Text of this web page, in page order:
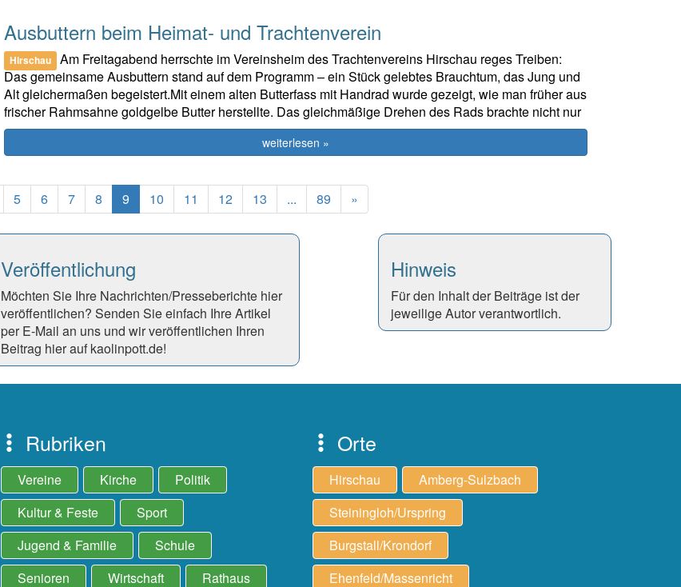
Ausbuttern beim Heimat- und Trachtenverein
Hirschau
Am Freitagabend herrschte im Vereinsheim des Trachtenvereins Hirschau reges Treiben:
Das gemeinsame Ausbuttern stand auf dem Programm – ein Stück gelebtes Brauchtum, das Jung und
Alt gleichermaßen begeistert.Mit einem alten Butterfass mit Handrad wurde gezeigt, wie man früher aus
frischer Rahmsahne goldgelbe Butter herstellte. Das gleichmäßige Drehen des Rads brachte nicht nur
weiterlesen »
5 6 7 8 9 (current)
10 11 12 13 ... 89 »
Veröffentlichung
Möchten Sie Ihre Nachrichten/Presseberichte hier
veröffentlichen? Senden Sie einfach Ihre Artikel
per E-Mail an uns und wir veröffentlichen Ihren
Beitrag hier auf kaolinpott.de!
Hinweis
Für den Inhalt der Beiträge ist der
jeweilige Autor verantwortlich.
Rubriken
Vereine Kirche
Politik
Kultur & Feste
Sport
Jugend & Familie
Schule
Senioren
Wirtschaft Rathaus
Orte
Hirschau
Amberg-Sulzbach
Steiningloh/Urspring
Burgstall/Krondorf
Ehenfeld/Massenricht